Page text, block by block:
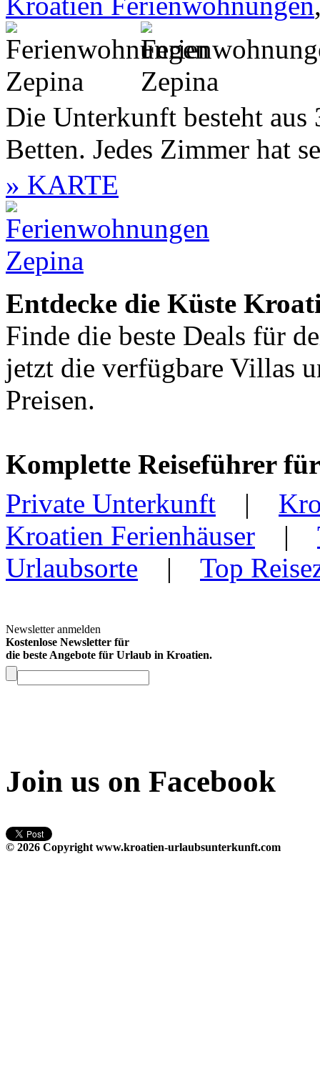
Die Unterkunft besteht
Betten. Jedes Zimmer hat
» KARTE
Entdecke die Küste
Finde die beste Deals für
jetzt die verfügbare Villas
Preisen.
Komplette Reiseführer
Private Unterkunft |
Kroatien Ferienhäuser |
Urlaubsorte | Top
Newsletter anmelden
Kostenlose Newsletter für
die beste Angebote für Urlaub in Kroatien.
Join us on Facebook
© 2026 Copyrightwww.kroatien-urlaubsunterkunft.com